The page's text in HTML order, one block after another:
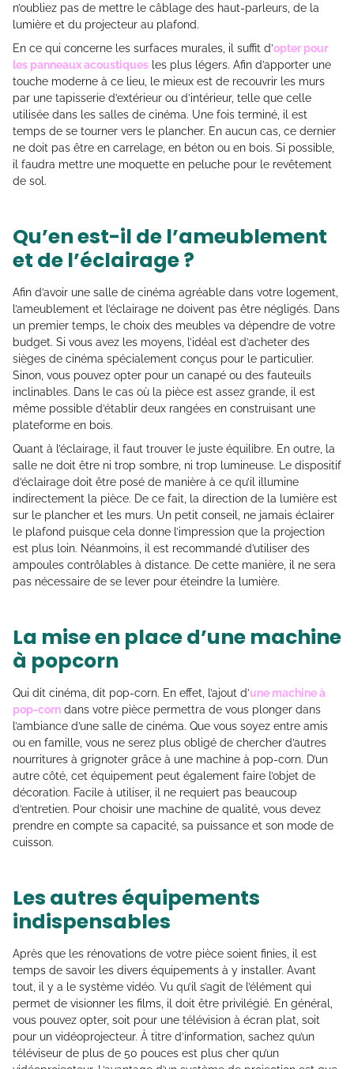
n’oubliez pas de mettre le câblage des haut-parleurs, de la
lumière et du projecteur au plafond.
En ce qui concerne les surfaces murales, il suffit d’opter pour
les panneaux acoustiques les plus légers. Afin d’apporter une
touche moderne à ce lieu, le mieux est de recouvrir les murs
par une tapisserie d’extérieur ou d’intérieur, telle que celle
utilisée dans les salles de cinéma. Une fois terminé, il est
temps de se tourner vers le plancher. En aucun cas, ce dernier
ne doit pas être en carrelage, en béton ou en bois. Si possible,
il faudra mettre une moquette en peluche pour le revêtement
de sol.
Qu’en est-il de l’ameublement
et de l’éclairage ?
Afin d’avoir une salle de cinéma agréable dans votre logement,
l’ameublement et l’éclairage ne doivent pas être négligés. Dans
un premier temps, le choix des meubles va dépendre de votre
budget. Si vous avez les moyens, l’idéal est d’acheter des
sièges de cinéma spécialement conçus pour le particulier.
Sinon, vous pouvez opter pour un canapé ou des fauteuils
inclinables. Dans le cas où la pièce est assez grande, il est
même possible d’établir deux rangées en construisant une
plateforme en bois.
Quant à l’éclairage, il faut trouver le juste équilibre. En outre, la
salle ne doit être ni trop sombre, ni trop lumineuse. Le dispositif
d’éclairage doit être posé de manière à ce qu’il illumine
indirectement la pièce. De ce fait, la direction de la lumière est
sur le plancher et les murs. Un petit conseil, ne jamais éclairer
le plafond puisque cela donne l’impression que la projection
est plus loin. Néanmoins, il est recommandé d’utiliser des
ampoules contrôlables à distance. De cette manière, il ne sera
pas nécessaire de se lever pour éteindre la lumière.
La mise en place d’une machine
à popcorn
Qui dit cinéma, dit pop-corn. En effet, l’ajout d’une machine à
pop-corn dans votre pièce permettra de vous plonger dans
l’ambiance d’une salle de cinéma. Que vous soyez entre amis
ou en famille, vous ne serez plus obligé de chercher d’autres
nourritures à grignoter grâce à une machine à pop-corn. D’un
autre côté, cet équipement peut également faire l’objet de
décoration. Facile à utiliser, il ne requiert pas beaucoup
d’entretien. Pour choisir une machine de qualité, vous devez
prendre en compte sa capacité, sa puissance et son mode de
cuisson.
Les autres équipements
indispensables
Après que les rénovations de votre pièce soient finies, il est
temps de savoir les divers équipements à y installer. Avant
tout, il y a le système vidéo. Vu qu’il s’agit de l’élément qui
permet de visionner les films, il doit être privilégié. En général,
vous pouvez opter, soit pour une télévision à écran plat, soit
pour un vidéoprojecteur. À titre d’information, sachez qu’un
téléviseur de plus de 50 pouces est plus cher qu’un